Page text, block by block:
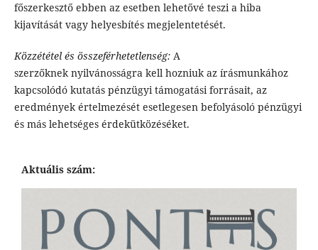
főszerkesztő ebben az esetben lehetővé teszi a hiba
kijavítását vagy helyesbítés megjelentetését.
Közzététel és összeférhetetlenség: A
szerzőknek nyilvánosságra kell hozniuk az írásmunkához
kapcsolódó kutatás pénzügyi támogatási forrásait, az
eredmények értelmezését esetlegesen befolyásoló pénzügyi
és más lehetséges érdekütközéséket.
Aktuális szám: